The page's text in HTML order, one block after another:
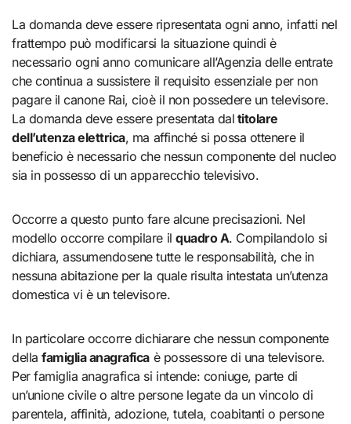
La domanda deve essere ripresentata ogni anno, infatti nel
frattempo può modificarsi la situazione quindi è
necessario ogni anno comunicare all’Agenzia delle entrate
che continua a sussistere il requisito essenziale per non
pagare il canone Rai, cioè il non possedere un televisore.
La domanda deve essere presentata dal titolare
dell’utenza elettrica, ma affinché si possa ottenere il
beneficio è necessario che nessun componente del nucleo
sia in possesso di un apparecchio televisivo.
Occorre a questo punto fare alcune precisazioni. Nel
modello occorre compilare ilquadro A. Compilandolo si
dichiara, assumendosene tutte le responsabilità, che in
nessuna abitazione per la quale risulta intestata un’utenza
domestica vi è un televisore.
In particolare occorre dichiarare che nessun componente
dellafamiglia anagrafica è possessore di una televisore.
Per famiglia anagrafica si intende: coniuge, parte di
un’unione civile o altre persone legate da un vincolo di
parentela, affinità, adozione, tutela, coabitanti o persone